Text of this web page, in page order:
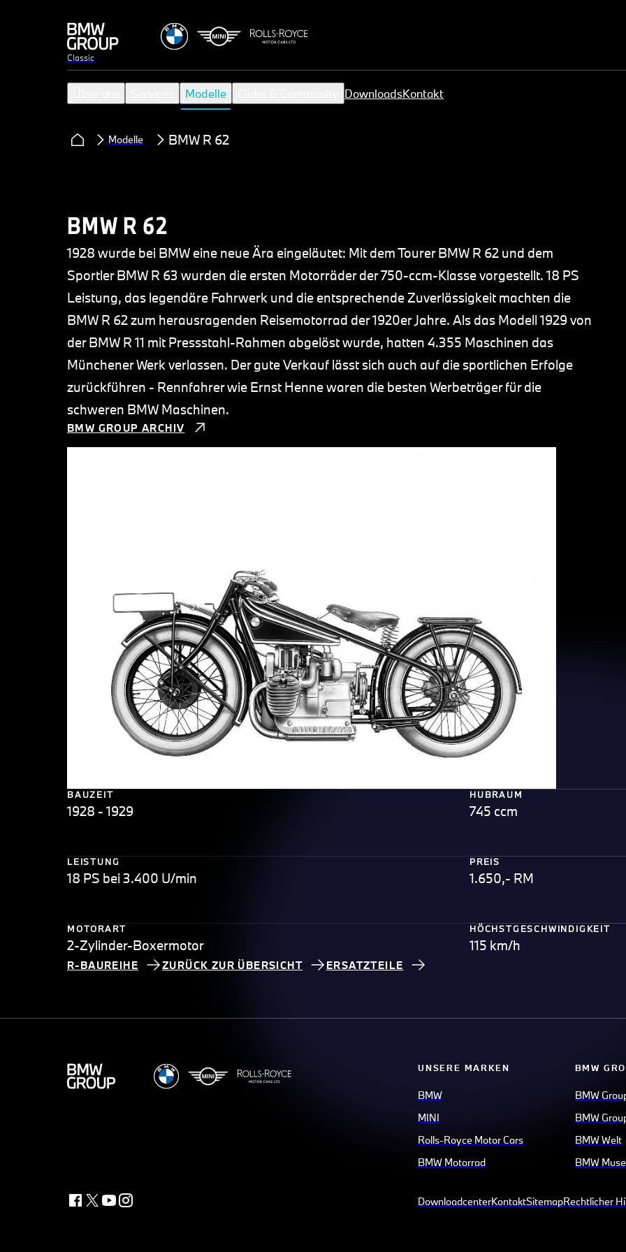
Classic
Modelle DownloadsKontakt
Modelle BMW R 62
BMW R 62
1928 wurde bei BMW eine neue Ära eingeläutet: Mit dem Tourer BMW R 62 und dem
Sportler BMW R 63 wurden die ersten Motorräder der 750-ccm-Klasse vorgestellt. 18 PS
Leistung, das legendäre Fahrwerk und die entsprechende Zuverlässigkeit machten die
BMW R 62 zum herausragenden Reisemotorrad der 1920er Jahre. Als das Modell 1929 von
der BMW R 11 mit Pressstahl-Rahmen abgelöst wurde, hatten 4.355 Maschinen das
Münchener Werk verlassen. Der gute Verkauf lässt sich auch auf die sportlichen Erfolge
zurückführen - Rennfahrer wie Ernst Henne waren die besten Werbeträger für die
schweren BMW Maschinen.
BMW GROUP ARCHIV
BAUZEIT
1928 - 1929
HUBRAUM
745 ccm
LEISTUNG
18 PS bei 3.400 U/min
PREIS
1.650,- RM
MOTORART
2-Zylinder-Boxermotor
HÖCHSTGESCHWINDIGKEIT
115 km/h
R-BAUREIHE ZURÜCK ZUR ÜBERSICHT ERSATZTEILE
UNSERE MARKEN
BMW
MINI
Rolls-Royce Motor Cars
BMW Motorrad
BMW
BMW
BMW
BMW Welt
BMW
DownloadcenterKontaktSitemapRechtlicher